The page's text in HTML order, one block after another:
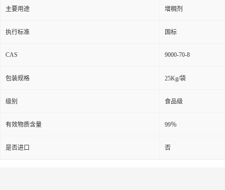
主要用途 增稠剂
执行标准 国标
CAS 9000-70-8
包装规格 25Kg/袋
级别 食品级
有效物质含量 99％
是否进口 否